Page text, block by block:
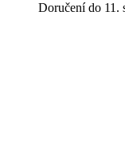
Doručení do 11.